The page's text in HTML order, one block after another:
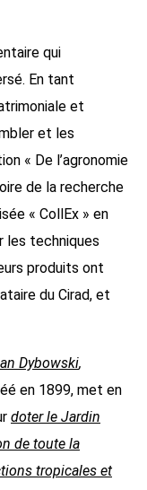
qui
En tant
et
et les
« De l’agronomie
de la recherche
« CollEx » en
les techniques
produits ont
du Cirad, et
Dybowski,
en 1899, met en
doter le Jardin
de toute la
tropicales et